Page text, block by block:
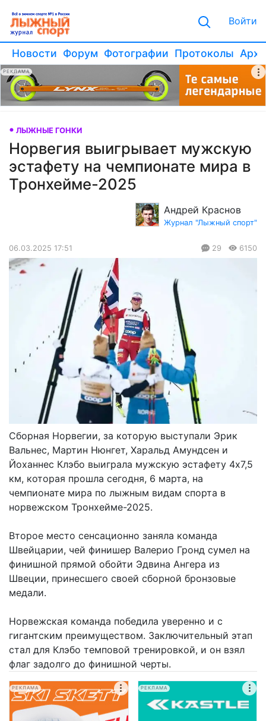
Войти
Новости Форум Фотографии Протоколы
РЕКЛАМА
ЛЫЖНЫЕ ГОНКИ
Норвегия выигрывает мужскую
эстафету на чемпионате мира в
Тронхейме-2025
Андрей Краснов
Журнал "Лыжный спорт"
06.03.2025 17:51 29 6150
Сборная Норвегии, за которую выступали Эрик
Вальнес, Мартин Нюнгет, Харальд Амундсен и
Йоханнес Клэбо выиграла мужскую эстафету 4х7,5
км, которая прошла сегодня, 6 марта, на
чемпионате мира по лыжным видам спорта в
норвежском Тронхейме-2025.
Второе место сенсационно заняла команда
Швейцарии, чей финишер Валерио Гронд сумел на
финишной прямой обойти Эдвина Ангера из
Швеции, принесшего своей сборной бронзовые
медали.
Норвежская команда победила уверенно и с
гигантским преимуществом. Заключительный этап
стал для Клэбо темповой тренировкой, и он взял
флаг задолго до финишной черты.
РЕКЛАМА РЕКЛАМА